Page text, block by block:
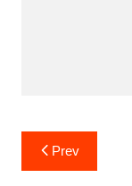
Post
navigation
Prev